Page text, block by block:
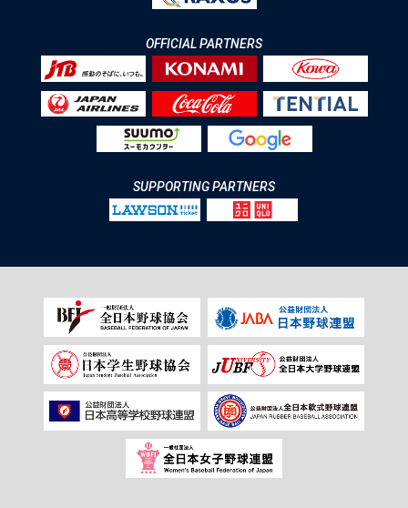
OFFICIAL PARTNERS
SUPPORTING PARTNERS